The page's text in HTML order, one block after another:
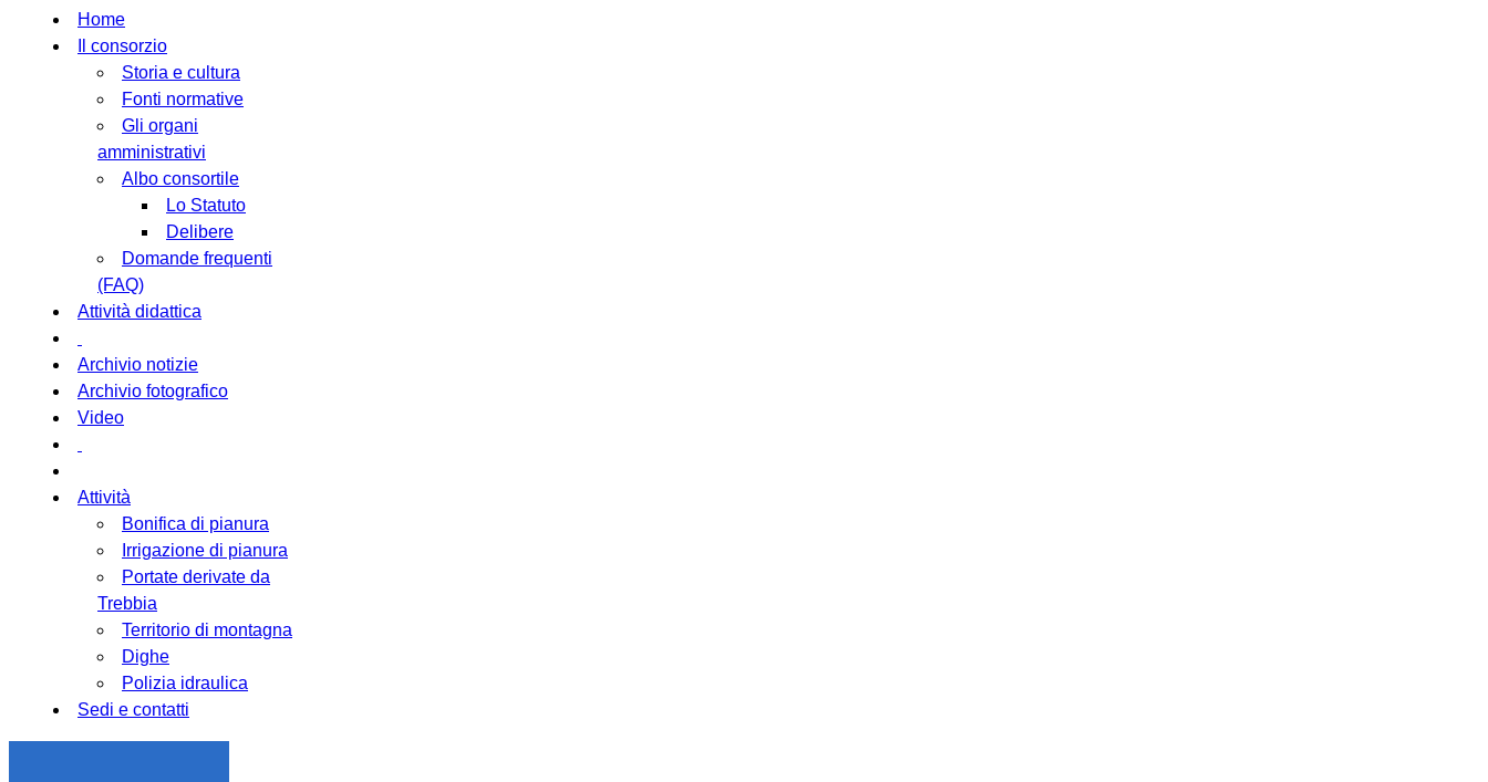
Home
Il consorzio
Storia e cultura
Fonti normative
Gli organi
amministrativi
Albo consortile
Lo Statuto
Delibere
Domande frequenti
(FAQ)
Attività didattica
Archivio notizie
Archivio fotografico
Video
Attività
Bonifica di pianura
Irrigazione di pianura
Portate derivate da
Trebbia
Territorio di montagna
Dighe
Polizia idraulica
Sedi e contatti